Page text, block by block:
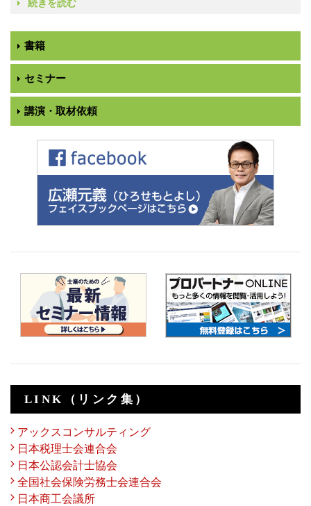
続きを読む
書籍
セミナー
講演・取材依頼
LINK（リンク集）
アックスコンサルティング
日本税理士会連合会
日本公認会計士協会
全国社会保険労務士会連合会
日本商工会議所